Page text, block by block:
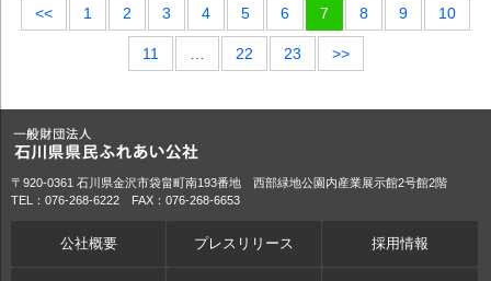
<< 1 2 3 4 5 6 7 8 9 10
11 22 23 >>
〒920-0361 石川県金沢市袋畠町南193番地 西部緑地公園内産業展示館2号館2階
TEL：076-268-6222 FAX：076-268-6653
公社概要 プレスリリース 採用情報